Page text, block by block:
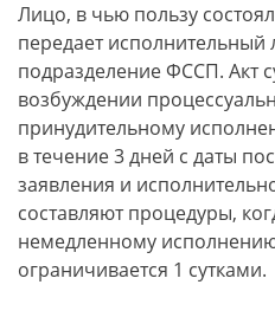
Лицо, в чью пользу
передает исполнительный
подразделение ФССП. Акт
возбуждении
принудительному
в течение 3 дней с даты
заявления и
составляют процедуры,
немедленному
ограничивается 1 сутками.